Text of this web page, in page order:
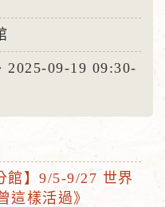
2025-09-19 09:30-
館】9/5-9/27 世界
這樣活過》